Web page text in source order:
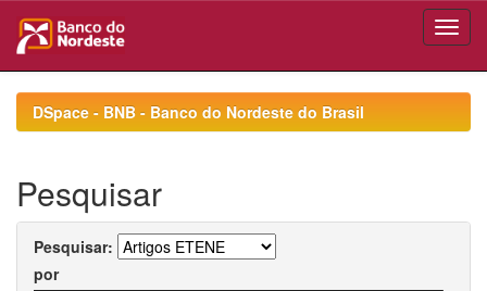
navigationDSpace - BNB - Banco do Nordeste do Brasil
Pesquisar
Pesquisar:
por